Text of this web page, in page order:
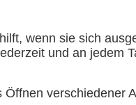
wenn sie sich
und an jedem
verschiedener